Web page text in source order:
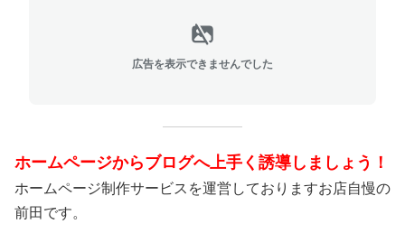
広告を表示できませんでした
ホームページからブログへ上手く誘導しましょう！
ホームページ制作サービスを運営しておりますお店自慢の
前田です。